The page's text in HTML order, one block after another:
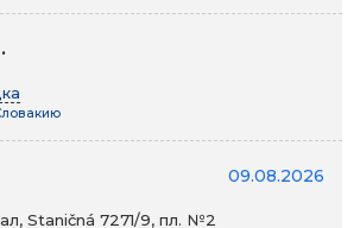
09.08.2026
Staničná 7271/9, пл. №2